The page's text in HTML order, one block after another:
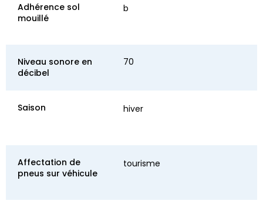
Adhérence sol
mouillé
b
Niveau sonore en
décibel
70
Saison hiver
Affectation de
pneus sur véhicule
tourisme